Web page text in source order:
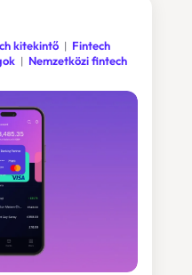
kitekintő
Fintech
Nemzetközi fintech